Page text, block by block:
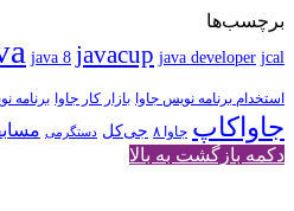
برچسب‌ها
java 8 javacup java developer jcal
استخدام برنامه نویس جاوا بازار کار جاوا برنامه
جاواکاپ جاوا ۸ جی‌کل دستگرمی
دکمه بازگشت به بالا